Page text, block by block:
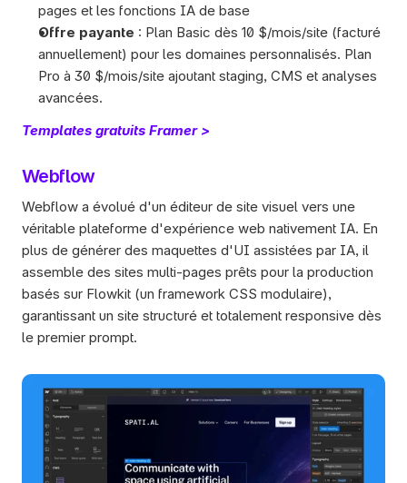
pages et les fonctions IA de base
Offre payante : Plan Basic dès 10 $/mois/site (facturé
annuellement) pour les domaines personnalisés. Plan
Pro à 30 $/mois/site ajoutant staging, CMS et analyses
avancées.
Templates gratuits Framer >
Webflow
Webflow a évolué d'un éditeur de site visuel vers une
véritable plateforme d'expérience web nativement IA. En
plus de générer des maquettes d'UI assistées par IA, il
assemble des sites multi-pages prêts pour la production
basés sur Flowkit (un framework CSS modulaire),
garantissant un site structuré et totalement responsive dès
le premier prompt.